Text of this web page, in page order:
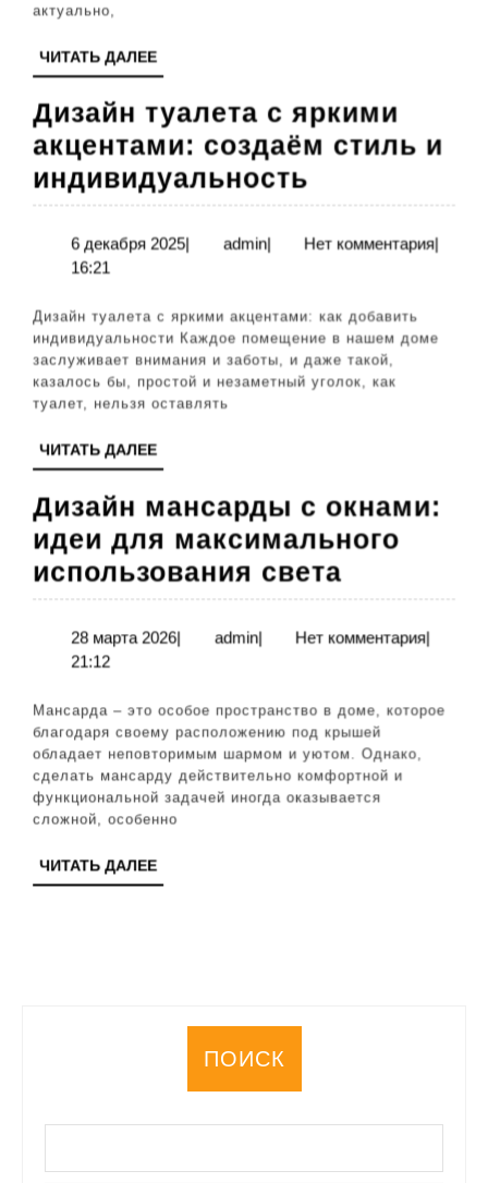
актуально,
ЧИТАТЬ ДАЛЕЕЧИТАТЬ
ДАЛЕЕ
Дизайн туалета с яркими
акцентами: создаём стиль и
индивидуальность
туалета
с
акцентами:
создаём
стиль
6 декабря 20256
| adminadmin
| Нет комментария|
16:21
Дизайн туалета с яркими акцентами: как добавить
индивидуальности Каждое помещение в нашем доме
заслуживает внимания и заботы, и даже такой,
казалось бы, простой и незаметный уголок, как
туалет, нельзя оставлять
ЧИТАТЬ ДАЛЕЕЧИТАТЬ
ДАЛЕЕ
Дизайн мансарды с окнами:
идеи для максимального
использования света
мансарды
с
идеи
для
28 марта 202628
| adminadmin
| Нет комментария|
21:12
Мансарда – это особое пространство в доме, которое
благодаря своему расположению под крышей
обладает неповторимым шармом и уютом. Однако,
сделать мансарду действительно комфортной и
функциональной задачей иногда оказывается
сложной, особенно
ЧИТАТЬ ДАЛЕЕЧИТАТЬ
ДАЛЕЕ
ПОИСК